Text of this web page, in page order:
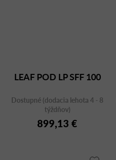
LEAF POD LP SFF 100
Dostupné (dodacia lehota 4 - 8
týždňov)
899,13 €